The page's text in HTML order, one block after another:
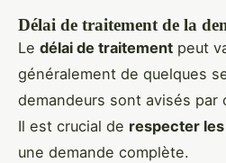
Délai de traitement de la
Le délai de traitement peut
généralement de quelques
demandeurs sont avisés par
Il est crucial de respecter
une demande complète.